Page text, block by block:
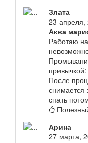
Злата
23 апреля,
Аква
Работаю
После
снимается
спать
Арина
27 марта,